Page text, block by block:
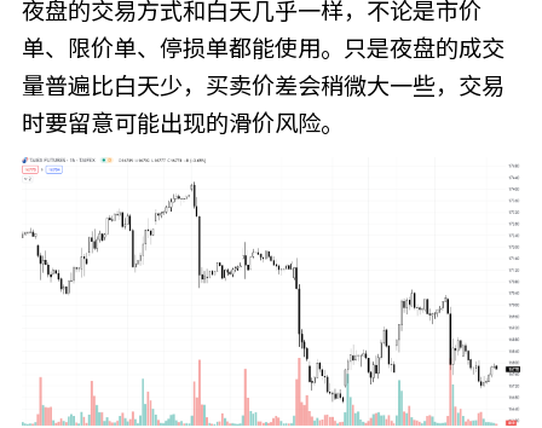
夜盘的交易方式和白天几乎一样，不论是市价
单、限价单、停损单都能使用。只是夜盘的成交
量普遍比白天少，买卖价差会稍微大一些，交易
时要留意可能出现的滑价风险。